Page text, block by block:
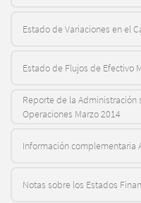
Estado de Variaciones en el
Estado de Flujos de Efectivo
Reporte de la Administración
Operaciones Marzo 2014
Información complementaria
Notas sobre los Estados